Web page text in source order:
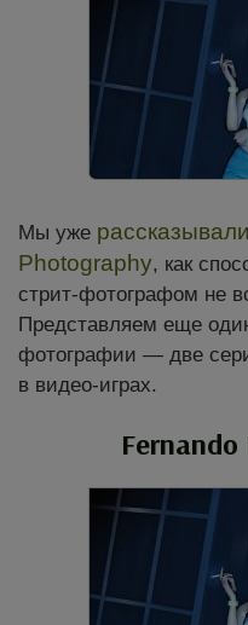
Мы уже
Photography, как
стрит-фотографом не
Представляем еще
фотографии — две
в видео-играх.
Fernando